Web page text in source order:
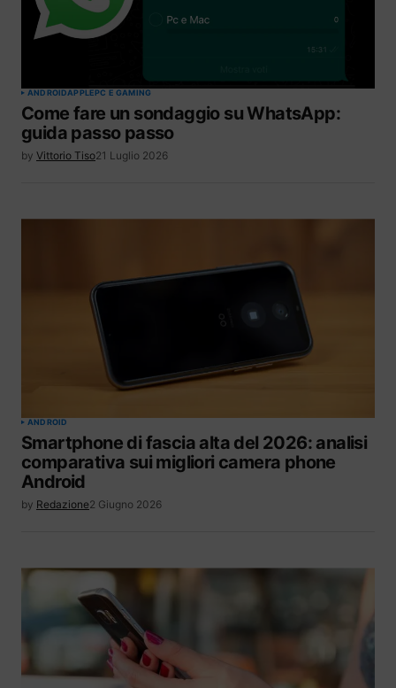
ANDROIDAPPLEPC E GAMING
Come fare un sondaggio su WhatsApp:
guida passo passo
by Vittorio Tiso21 Luglio 2026
ANDROID
Smartphone di fascia alta del 2026: analisi
comparativa sui migliori camera phone
Android
by Redazione2 Giugno 2026